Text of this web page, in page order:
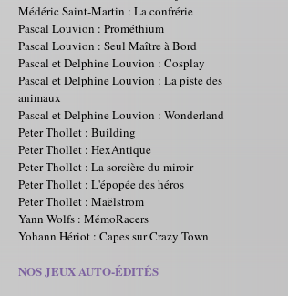
Médéric Saint-Martin : La confrérie
Pascal Louvion : Prométhium
Pascal Louvion : Seul Maître à Bord
Pascal et Delphine Louvion : Cosplay
Pascal et Delphine Louvion : La piste des
animaux
Pascal et Delphine Louvion : Wonderland
Peter Thollet : Building
Peter Thollet : HexAntique
Peter Thollet : La sorcière du miroir
Peter Thollet : L'épopée des héros
Peter Thollet : Maëlstrom
Yann Wolfs : MémoRacers
Yohann Hériot : Capes sur Crazy Town
NOS JEUX AUTO-ÉDITÉS